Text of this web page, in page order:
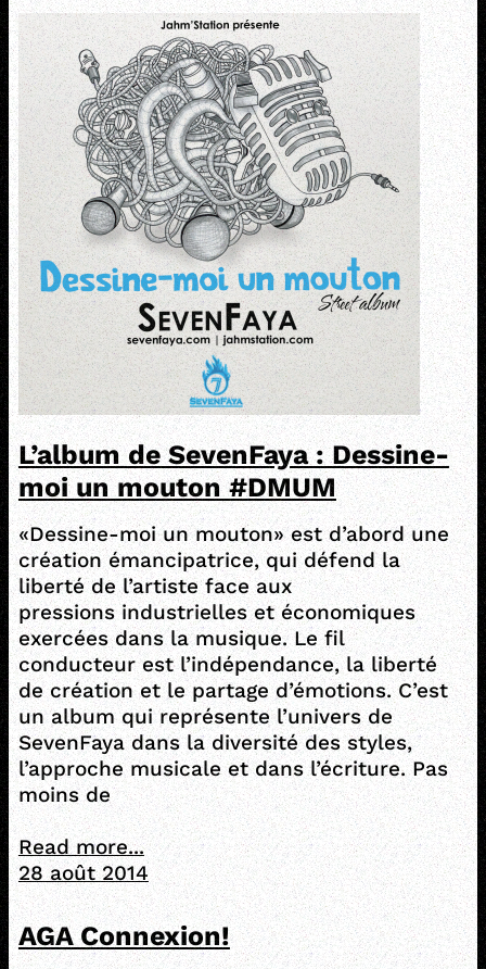
L’album de SevenFaya : Dessine-
moi un mouton #DMUM
«Dessine-moi un mouton» est d’abord une
création émancipatrice, qui défend la
liberté de l’artiste face aux
pressions industrielles et économiques
exercées dans la musique. Le fil
conducteur est l’indépendance, la liberté
de création et le partage d’émotions. C’est
un album qui représente l’univers de
SevenFaya dans la diversité des styles,
l’approche musicale et dans l’écriture. Pas
moins de
Read more...
28 août 2014
AGA Connexion!